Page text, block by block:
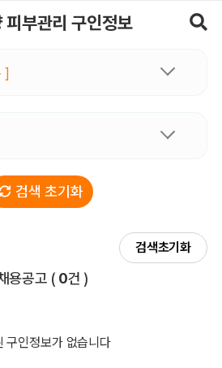
피부관리 구인정보
]
검색 초기화
검색초기화
용공고 전체 목록
( 0건 )
구인정보가 없습니다